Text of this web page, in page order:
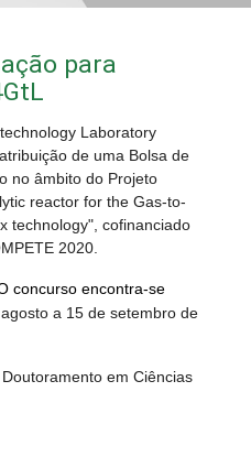
para
Laboratory
de uma Bolsa de
no âmbito do Projeto
reactor for the Gas-to-
technology", cofinanciado
2020.
concurso encontra-se
a 15 de setembro de
Doutoramento em Ciências